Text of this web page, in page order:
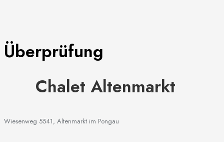
Überprüfung
Chalet Altenmarkt
Wiesenweg 5541, Altenmarkt im Pongau